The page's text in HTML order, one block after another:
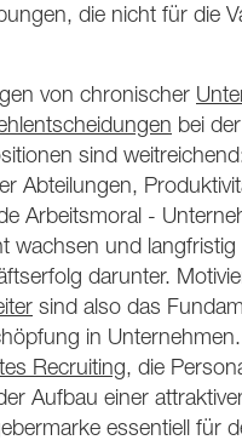
die nicht für die
von chronischer
bei
sind
Abteilungen,
Arbeitsmoral -
wachsen und langfristig
darunter.
sind also das
in
Recruiting, die
Aufbau einer
essentiell für